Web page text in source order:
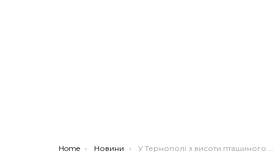
You are here:
Home Новини У Тернополі з висоти пташиного польоту показали “вау” (ВІДЕО)